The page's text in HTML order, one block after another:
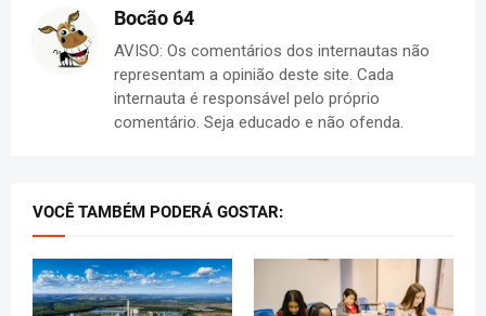
Bocão 64
AVISO: Os comentários dos internautas não
representam a opinião deste site. Cada
internauta é responsável pelo próprio
comentário. Seja educado e não ofenda.
VOCÊ TAMBÉM PODERÁ GOSTAR: